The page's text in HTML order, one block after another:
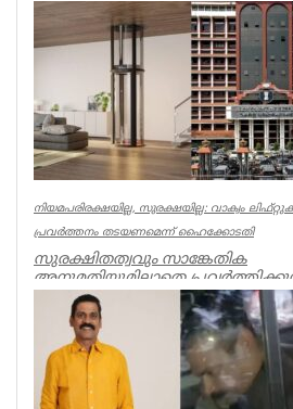
ഭീഷണിപ്പെടുത്തിയതിനാണ്
Kerala
നിയമപരിരക്ഷയില്ല, സുരക്ഷയില്ല: വാക്വം
പ്രവര്‍ത്തനം തടയണമെന്ന് ഹൈക്കോടതി
സുരക്ഷിതത്വവും സാങ്കേതിക
അനുമതിയുമില്ലാതെ
അനധികൃത വാക്വം ലിഫ്റ്റുകളുടെ
Kerala